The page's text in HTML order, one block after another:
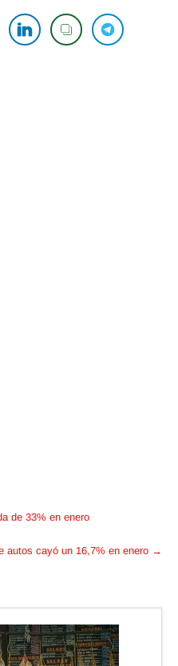
de 33% en enero
autos cayó un 16,7% en enero →